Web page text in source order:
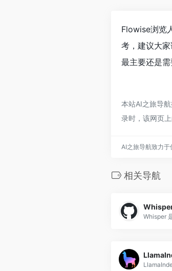
Flowise浏览
考，建议大
最主要还是
本站AI之旅导
录时，该网页
AI之旅导航致力于
相关导航